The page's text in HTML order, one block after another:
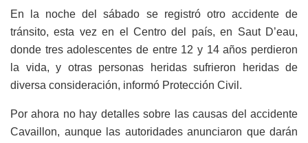
En la noche del sábado se registró otro accidente de
tránsito, esta vez en el Centro del país, en Saut D’eau,
donde tres adolescentes de entre 12 y 14 años perdieron
la vida, y otras personas heridas sufrieron heridas de
diversa consideración, informó Protección Civil.
Por ahora no hay detalles sobre las causas del accidente
Cavaillon, aunque las autoridades anunciaron que darán